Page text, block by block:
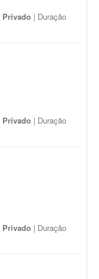
Privado | Duração
Privado | Duração
Privado | Duração